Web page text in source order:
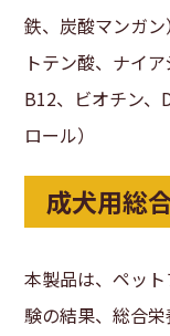
鉄、炭酸マンガ
トテン酸、ナイ
B12、ビオチン、
ロール）
成犬用総
本製品は、ペッ
験の結果、総合